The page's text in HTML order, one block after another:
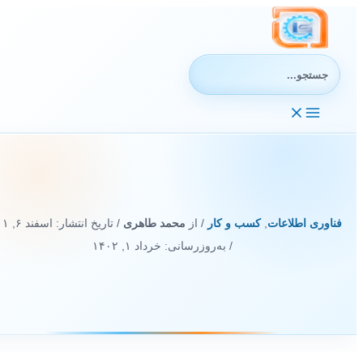
جستجوی:
فناوری اطلاعات, کسب و کار/ از محمد طاهری/ تاریخ انتشار: اسفند ۶, ۱۴۰۱
/ به‌روزرسانی: خرداد ۱, ۱۴۰۲